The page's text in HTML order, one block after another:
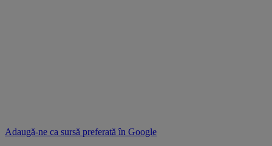
Adaugă-ne ca sursă preferată în Google